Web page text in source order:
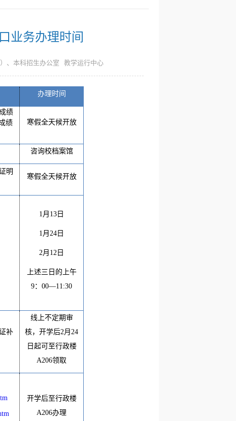
业务办理时间
、本科招生办公室 教学运行中心
办理时间
绩
绩
寒假全天候开放
咨询校档案馆
明
寒假全天候开放
1月 13 日
1月24 日
2月 12 日
上述三日的上午
9：00—11:30
补
线上不定期审
核，开学后2月24
日起可至行政楼
A206领取
开学后至行政楼
A206办理